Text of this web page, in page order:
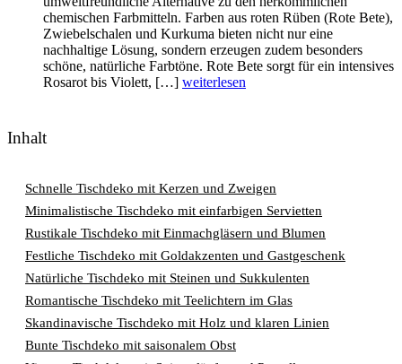
chemischen Farbmitteln. Farben aus roten Rüben (Rote Bete),
Zwiebelschalen und Kurkuma bieten nicht nur eine
nachhaltige Lösung, sondern erzeugen zudem besonders
schöne, natürliche Farbtöne. Rote Bete sorgt für ein intensives
Rosarot bis Violett, […] weiterlesen
Inhalt
Schnelle Tischdeko mit Kerzen und Zweigen
Minimalistische Tischdeko mit einfarbigen Servietten
Rustikale Tischdeko mit Einmachgläsern und Blumen
Festliche Tischdeko mit Goldakzenten und Gastgeschenk
Natürliche Tischdeko mit Steinen und Sukkulenten
Romantische Tischdeko mit Teelichtern im Glas
Skandinavische Tischdeko mit Holz und klaren Linien
Bunte Tischdeko mit saisonalem Obst